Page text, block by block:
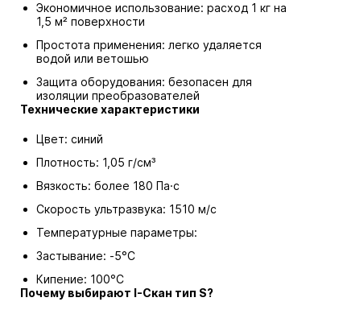
Экономичное использование: расход 1 кг на
1,5 м² поверхности
Простота применения: легко удаляется
водой или ветошью
Защита оборудования: безопасен для
изоляции преобразователей
Технические характеристики
Цвет: синий
Плотность: 1,05 г/см³
Вязкость: более 180 Па·с
Скорость ультразвука: 1510 м/с
Температурные параметры:
Застывание: -5°С
Кипение: 100°С
Почему выбирают I-Скан тип S?